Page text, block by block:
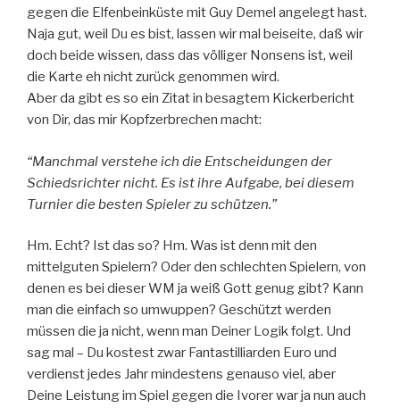
gegen die Elfenbeinküste mit Guy Demel angelegt hast.
Naja gut, weil Du es bist, lassen wir mal beiseite, daß wir
doch beide wissen, dass das völliger Nonsens ist, weil
die Karte eh nicht zurück genommen wird.
Aber da gibt es so ein Zitat in besagtem Kickerbericht
von Dir, das mir Kopfzerbrechen macht:
“Manchmal verstehe ich die Entscheidungen der
Schiedsrichter nicht. Es ist ihre Aufgabe, bei diesem
Turnier die besten Spieler zu schützen.”
Hm. Echt? Ist das so? Hm. Was ist denn mit den
mittelguten Spielern? Oder den schlechten Spielern, von
denen es bei dieser WM ja weiß Gott genug gibt? Kann
man die einfach so umwuppen? Geschützt werden
müssen die ja nicht, wenn man Deiner Logik folgt. Und
sag mal – Du kostest zwar Fantastilliarden Euro und
verdienst jedes Jahr mindestens genauso viel, aber
Deine Leistung im Spiel gegen die Ivorer war ja nun auch